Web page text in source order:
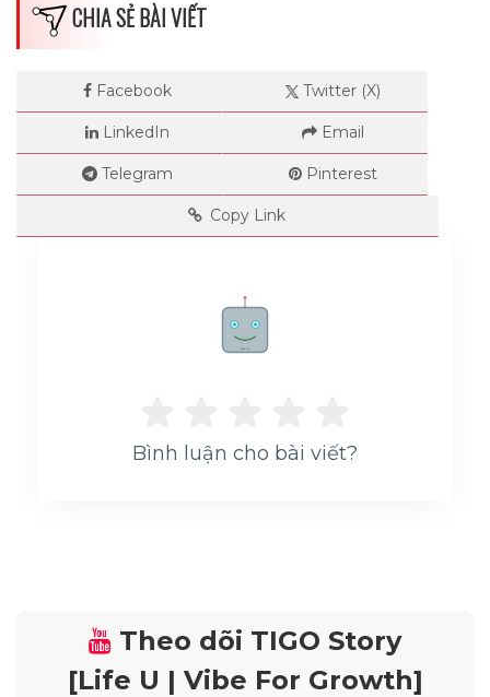
CHIA SẺ BÀI VIẾT
Facebook Twitter (X)
LinkedIn Email
Telegram Pinterest
Copy Link
Rate me!
Bình luận cho bài viết?
Theo dõi TIGO Story
[Life U | Vibe For Growth]